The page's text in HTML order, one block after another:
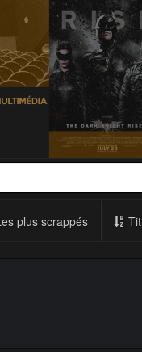
plus scrappés